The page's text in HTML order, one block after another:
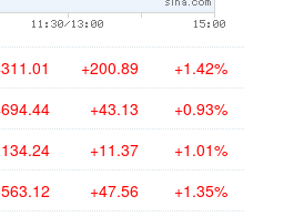
+200.89 +1.42%
+43.13 +0.93%
+11.37 +1.01%
+47.56 +1.35%